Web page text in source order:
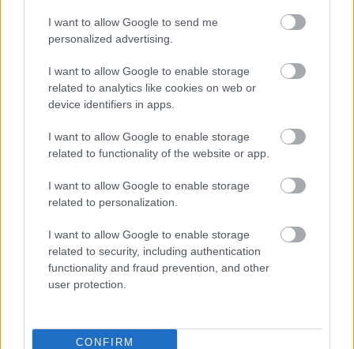
I want to allow Google to send me
personalized advertising.
I want to allow Google to enable storage
related to analytics like cookies on web or
device identifiers in apps.
I want to allow Google to enable storage
related to functionality of the website or app.
I want to allow Google to enable storage
related to personalization.
I want to allow Google to enable storage
related to security, including authentication
functionality and fraud prevention, and other
user protection.
CONFIRM